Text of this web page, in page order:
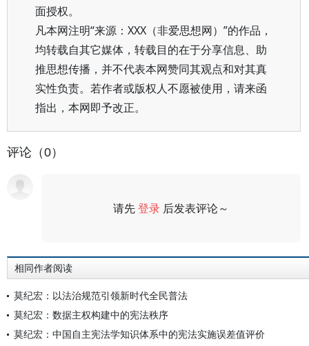
面授权。
凡本网注明“来源：XXX（非爱思想网）”的作品，
均转载自其它媒体，转载目的在于分享信息、助
推思想传播，并不代表本网赞同其观点和对其真
实性负责。若作者或版权人不愿被使用，请来函
指出，本网即予改正。
评论（0）
请先登录 后发表评论～
相同作者阅读
莫纪宏：以法治规范引领新时代全民普法
莫纪宏：数据主权构建中的宪法秩序
莫纪宏：中国自主宪法学知识体系中的宪法实施误差值评价